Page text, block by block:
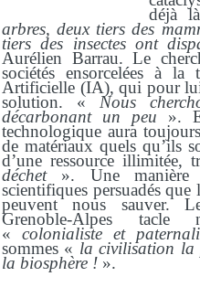
déjà
arbres, deux tiers des
tiers des insectes ont
Aurélien Barrau. Le
sociétés ensorcelées à la
Artificielle (IA), qui pour
solution. « Nous
décarbonant un peu ».
technologique aura
de matériaux quels qu’ils
d’une ressource illimitée,
déchet ». Une manière
scientifiques persuadés
peuvent nous sauver.
Grenoble-Alpes tacle
« colonialiste et
sommes « la civilisation la
la biosphère ! ».